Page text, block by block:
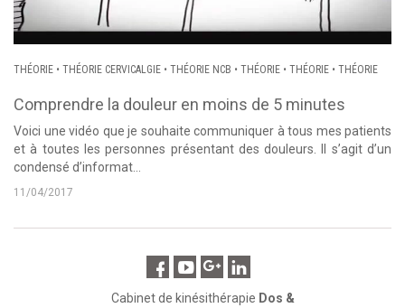
THÉORIE • THÉORIE CERVICALGIE • THÉORIE NCB • THÉORIE • THÉORIE • THÉORIE
Comprendre la douleur en moins de 5 minutes
Voici une vidéo que je souhaite communiquer à tous mes patients
et à toutes les personnes présentant des douleurs. Il s’agit d’un
condensé d’informat...
11/04/2017
Cabinet de kinésithérapie Dos &